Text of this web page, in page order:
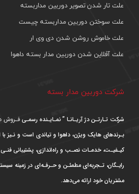
علت تار شدن تصویر دوربین مداربسته
علت سوختن دوربین مداربسته چیست
علت خاموش روشن شدن دی وی ار
علت آفلاین شدن دوربین مدار بسته داهوا
شرکت دوربین مدار بسته
شرکت تـارتـن دژ آریـانـا ” نمـایـنده رسمـیفـروش
بـرندهای هایک ویژن، داهوا و تیاندی است و نـیز با
کیـفیـت، خدمـات نصـب و راه‌اندازی، پشتیبانی
رایـگان، تـجربه‌ای مطمئـن و حـرفـه‌ای در زمینه
مشتریان خود ارائه می‌دهد.